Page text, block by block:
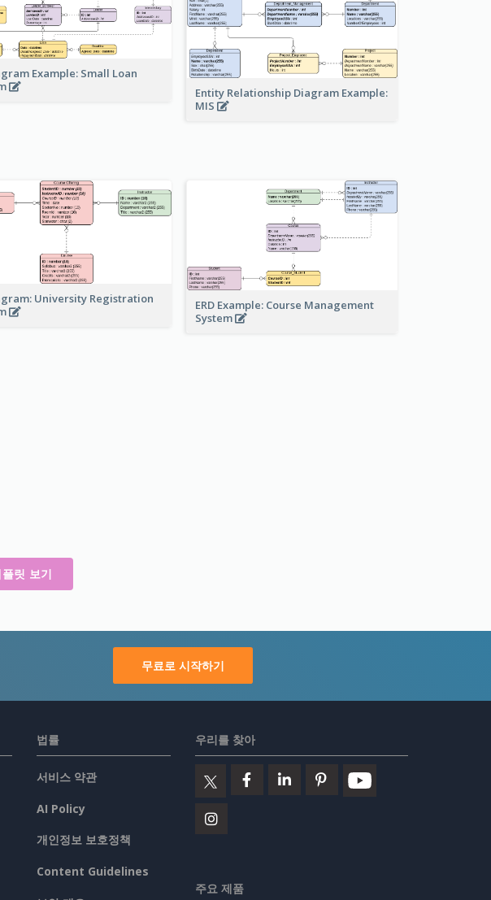
Example: Small Loan
Entity Relationship Diagram Example:
MIS
University Registration
ERD Example: Course Management
System
릿 보기
무료로 시작하기
법률
서비스 약관
AI Policy
개인정보 보호정책
Content Guidelines
우리를 찾아
주요 제품